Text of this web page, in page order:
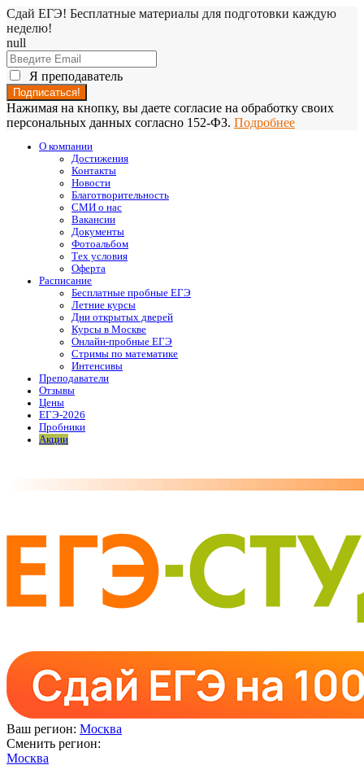
Сдай ЕГЭ! Бесплатные материалы для подготовки каждую
неделю!
null
Я преподаватель
Нажимая на кнопку, вы даете согласие на обработку своих
персональных данных согласно 152-ФЗ. Подробнее
О компании
Достижения
Контакты
Новости
Благотворительность
СМИ о нас
Вакансии
Документы
Фотоальбом
Тех условия
Оферта
Расписание
Бесплатные пробные ЕГЭ
Летние курсы
Дни открытых дверей
Курсы в Москве
Онлайн-пробные ЕГЭ
Стримы по математике
Интенсивы
Преподаватели
Отзывы
Цены
ЕГЭ-2026
Пробники
Акции
Ваш регион: Москва
Сменить регион:
Москва